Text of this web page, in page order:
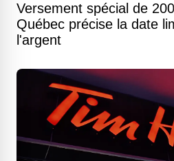
Versement spécial de
Québec précise la date
l'argent